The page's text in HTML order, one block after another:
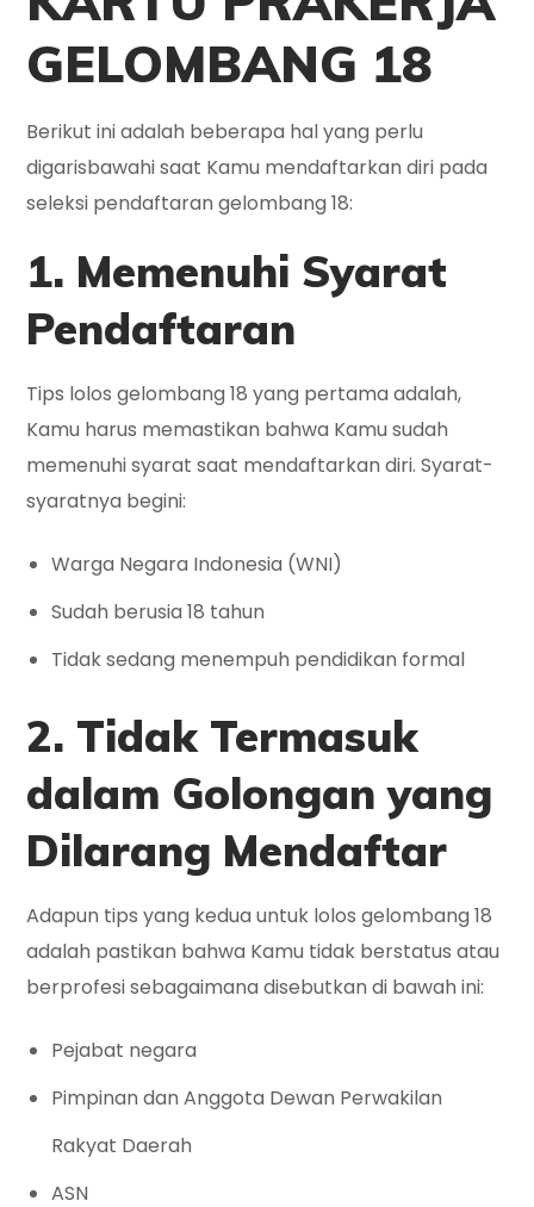
GELOMBANG 18
Berikut ini adalah beberapa hal yang perlu
digarisbawahi saat Kamu mendaftarkan diri pada
seleksi pendaftaran gelombang 18:
1. Memenuhi Syarat
Pendaftaran
Tips lolos gelombang 18 yang pertama adalah,
Kamu harus memastikan bahwa Kamu sudah
memenuhi syarat saat mendaftarkan diri. Syarat-
syaratnya begini:
Warga Negara Indonesia (WNI)
Sudah berusia 18 tahun
Tidak sedang menempuh pendidikan formal
2. Tidak Termasuk
dalam Golongan yang
Dilarang Mendaftar
Adapun tips yang kedua untuk lolos gelombang 18
adalah pastikan bahwa Kamu tidak berstatus atau
berprofesi sebagaimana disebutkan di bawah ini:
Pejabat negara
Pimpinan dan Anggota Dewan Perwakilan
Rakyat Daerah
ASN